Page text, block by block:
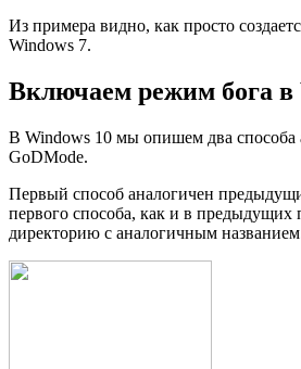
Из примера видно, как просто
Windows 7.
Включаем режим бога в
В Windows 10 мы опишем два способа
GoDMode.
Первый способ аналогичен
первого способа, как и в предыдущих
директорию с аналогичным